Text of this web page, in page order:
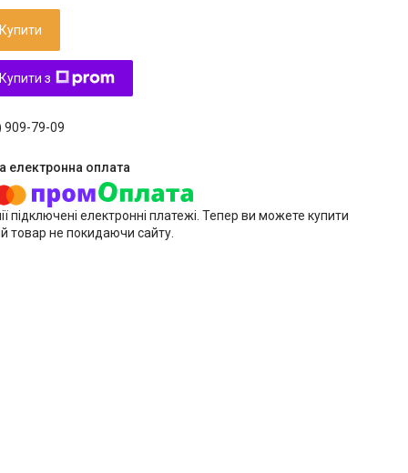
Купити
Купити з
909-79-09
підключені електронні платежі. Тепер ви можете купити
товар не покидаючи сайту.